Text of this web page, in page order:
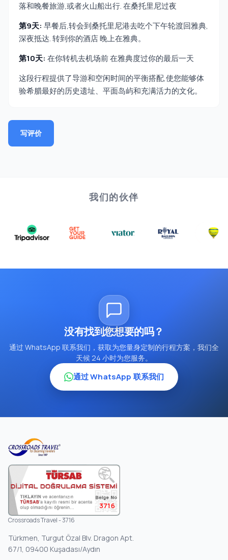
落和晚餐旅游,或者火山船出行. 在桑托里尼过夜
第9天: 早餐后,转会到桑托里尼港去吃个下午轮渡回雅典,
深夜抵达. 转到你的酒店 晚上在雅典。
第10天: 在你转机去机场前 在雅典度过你的最后一天
这段行程提供了导游和空闲时间的平衡搭配,使您能够体
验希腊最好的历史遗址、平面岛屿和充满活力的文化。
写评价
我们的伙伴
没有找到您想要的吗？
通过 WhatsApp 联系我们，获取为您量身定制的行程方案，我们全
天候 24 小时为您服务。
通过 WhatsApp 联系我们
3716
Crossroads Travel - 3716
Türkmen, Turgut Özal Blv. Dragon Apt.
67/1, 09400 Kuşadası/Aydın